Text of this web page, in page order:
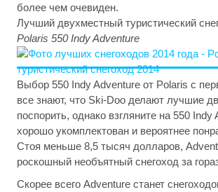
более чем очевиден.
Лучший двухместный туристический
Polaris 550 Indy Adventure
Выбор 550 Indy Adventure от Polaris с
все знают, что Ski-Doo делают лучшие
поспорить, однако взгляните на 550
хорошо укомплектован и вероятнее
Стоя меньше 8,5 тысяч долларов,
роскошный необъятный снегоход за
Скорее всего Adventure станет